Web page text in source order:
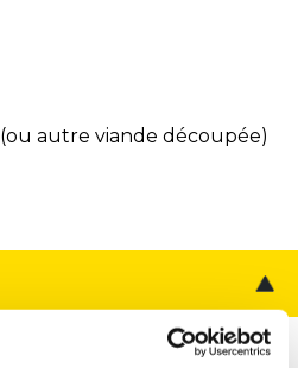
autre viande découpée)